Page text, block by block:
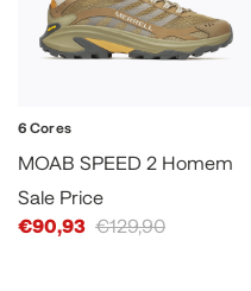
6 Cores
MOAB SPEED 2 Homem
Sale Price
€90,93 €129,90